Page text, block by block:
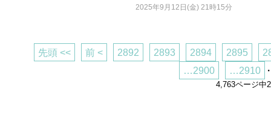
2025年9月12日(金) 21時15分
先頭 << 前 < 2892 2893 2894 2895
…2900
…2910
4,763ページ中